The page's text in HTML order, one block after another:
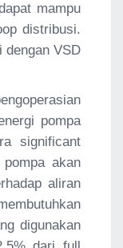
mampu
distribusi.
dengan VSD
pompa
significant
akan
aliran
digunakan